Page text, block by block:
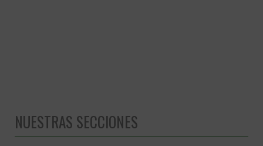
NUESTRAS SECCIONES